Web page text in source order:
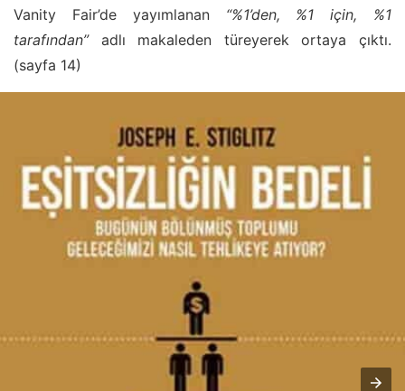
Vanity Fair’de yayımlanan “%1’den, %1 için, %1
tarafından”adlı makaleden türeyerek ortaya çıktı.
(sayfa 14)